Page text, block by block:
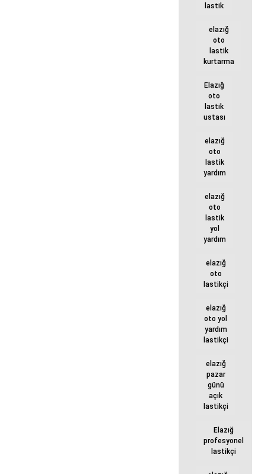
lastik
elazığ
oto
lastik
kurtarma
Elazığ
oto
lastik
ustası
elazığ
oto
lastik
yardım
elazığ
oto
lastik
yol
yardım
elazığ
oto
lastikçi
elazığ
oto yol
yardım
lastikçi
elazığ
pazar
günü
açık
lastikçi
Elazığ
profesyonel
lastikçi